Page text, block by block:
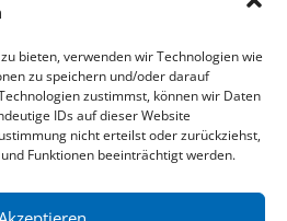
bieten, verwenden wir Technologien wie
zu speichern und/oder darauf
zustimmst, können wir Daten
IDs auf dieser Website
nicht erteilst oder zurückziehst,
Funktionen beeinträchtigt werden.
anmelden